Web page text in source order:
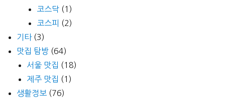
코스닥 (1)
코스피 (2)
기타(3)
맛집 탐방 (64)
서울 맛집 (18)
제주 맛집 (1)
생활정보 (76)